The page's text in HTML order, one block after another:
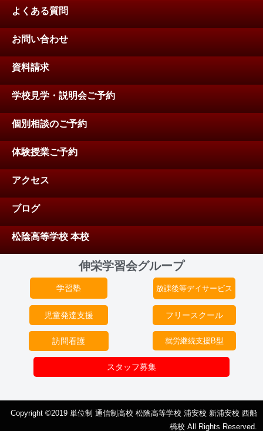
よくある質問
お問い合わせ
資料請求
学校見学・説明会ご予約
個別相談のご予約
体験授業ご予約
アクセス
ブログ
松陰高等学校 本校
伸栄学習会グループ
学習塾 放課後等デイサービス
児童発達支援 フリースクール
訪問看護 就労継続支援B型
スタッフ募集
Copyright ©2019 単位制 通信制高校 松陰高等学校 浦安校 新浦安校 西船
橋校 All Rights Reserved.